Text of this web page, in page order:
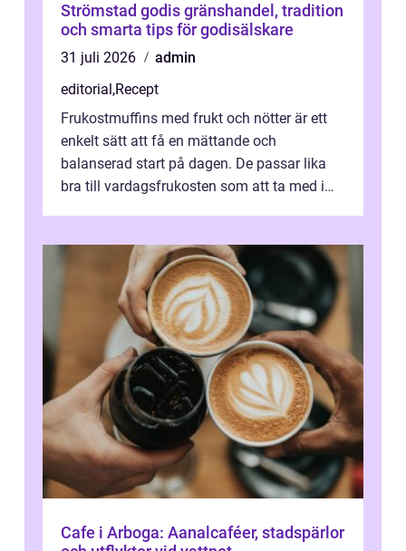
Strömstad godis gränshandel, tradition
och smarta tips för godisälskare
31 juli 2026
admin
editorial,Recept
Frukostmuffins med frukt och nötter är ett
enkelt sätt att få en mättande och
balanserad start på dagen. De passar lika
bra till vardagsfrukosten som att ta med i
Cafe i Arboga: Aanalcaféer, stadspärlor